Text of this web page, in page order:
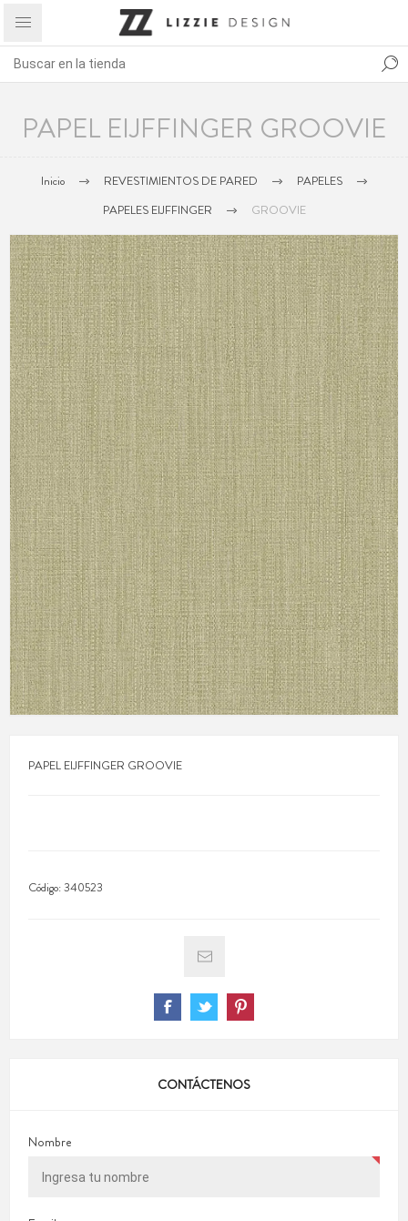
PAPEL EIJFFINGER GROOVIE
Inicio REVESTIMIENTOS DE PARED
PAPELES
PAPELES EIJFFINGER
GROOVIE
PAPEL EIJFFINGER GROOVIE
Código:340523
CONTÁCTENOS
Nombre